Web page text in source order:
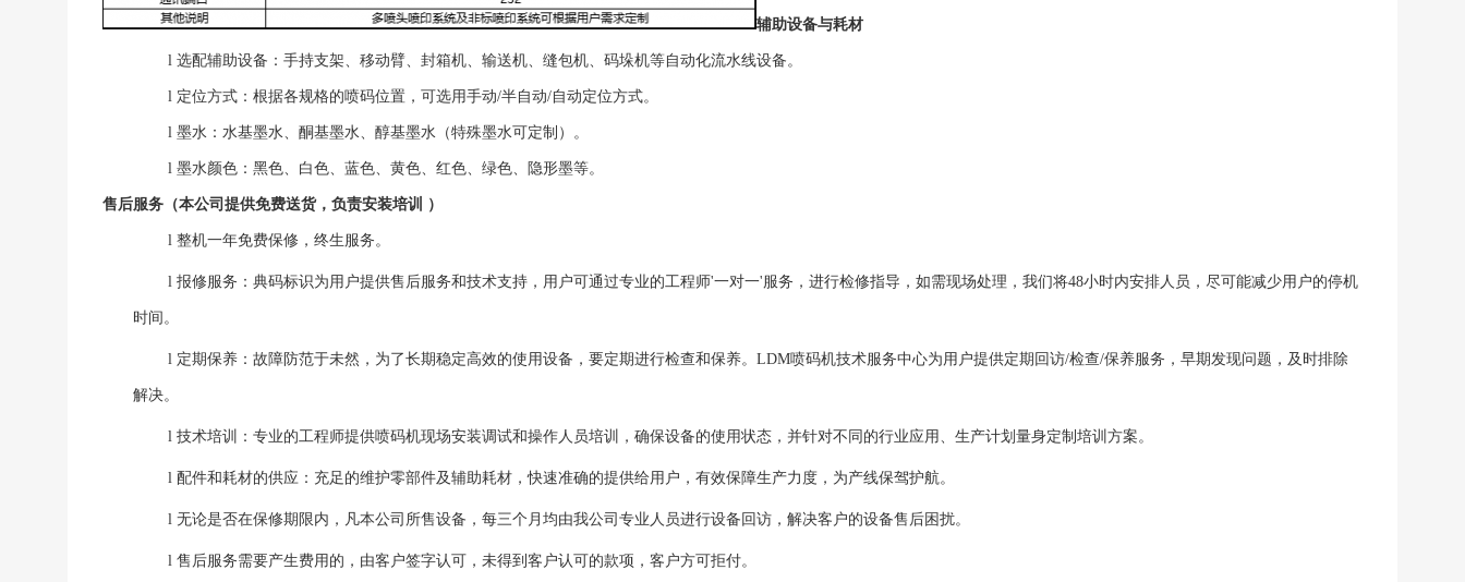
辅助设备与耗材
l 选配辅助设备：手持支架、移动臂、封箱机、输送机、缝包机、码垛机等自动化流水线设备。
l 定位方式：根据各规格的喷码位置，可选用手动/半自动/自动定位方式。
l 墨水：水基墨水、酮基墨水、醇基墨水（特殊墨水可定制）。
l 墨水颜色：黑色、白色、蓝色、黄色、红色、绿色、隐形墨等。
售后服务（本公司提供免费送货，负责安装培训 ）
l 整机一年免费保修，终生服务。
l 报修服务：典码标识为用户提供售后服务和技术支持，用户可通过专业的工程师'一对一'服务，进行检修指导，如需现场处理，我们将48小时内安排人员，尽可能减少用户的停机
时间。
l 定期保养：故障防范于未然，为了长期稳定高效的使用设备，要定期进行检查和保养。 LDM喷码机技术服务中心为用户提供定期回访/检查/保养服务，早期发现问题，及时排除
解决。
l 技术培训：专业的工程师提供喷码机现场安装调试和操作人员培训，确保设备的使用状态，并针对不同的行业应用、生产计划量身定制培训方案。
l 配件和耗材的供应：充足的维护零部件及辅助耗材，快速准确的提供给用户，有效保障生产力度，为产线保驾护航。
l 无论是否在保修期限内，凡本公司所售设备，每三个月均由我公司专业人员进行设备回访，解决客户的设备售后困扰。
l 售后服务需要产生费用的，由客户签字认可，未得到客户认可的款项，客户方可拒付。